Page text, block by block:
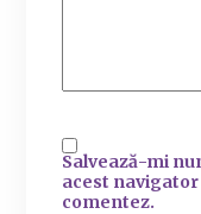
Salvează-mi
acest
comentez.